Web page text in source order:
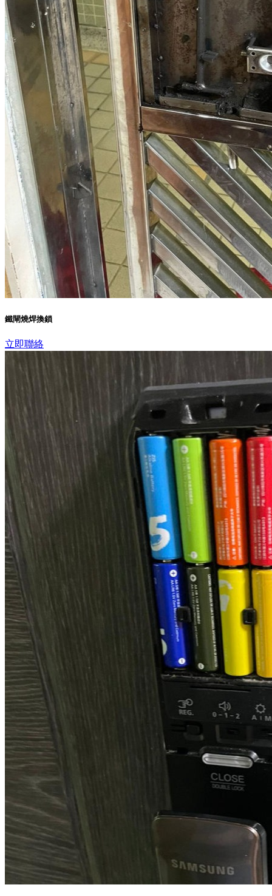
鐵閘燒焊換鎖
立即聯絡